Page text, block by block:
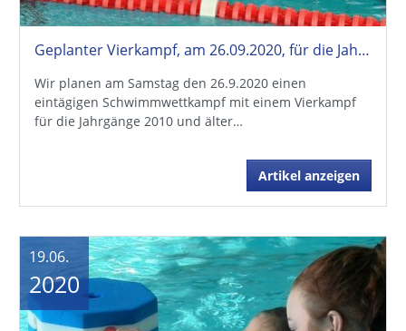
Geplanter Vierkampf, am 26.09.2020, für die Jahrgänge 2010 und älter
Wir planen am Samstag den 26.9.2020 einen
eintägigen Schwimmwettkampf mit einem Vierkampf
für die Jahrgänge 2010 und älter…
Artikel anzeigen
19.06.
2020